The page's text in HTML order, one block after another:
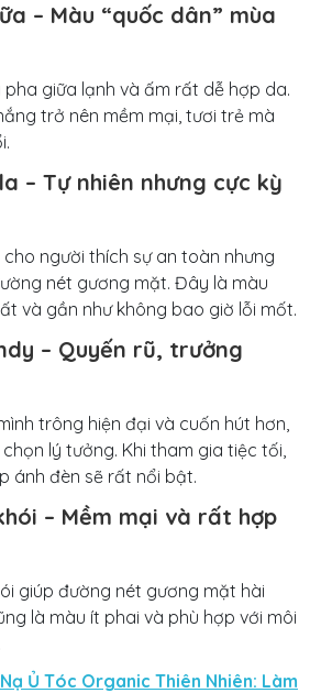
– Màu “quốc dân” mùa
giữa lạnh và ấm rất dễ hợp da.
trở nên mềm mại, tươi trẻ mà
– Tự nhiên nhưng cực kỳ
người thích sự an toàn nhưng
nét gương mặt. Đây là màu
và gần như không bao giờ lỗi mốt.
– Quyến rũ, trưởng
trông hiện đại và cuốn hút hơn,
lý tưởng. Khi tham gia tiệc tối,
ánh đèn sẽ rất nổi bật.
– Mềm mại và rất hợp
giúp đường nét gương mặt hài
là màu ít phai và phù hợp với môi
Ủ Tóc Organic Thiên Nhiên: Làm